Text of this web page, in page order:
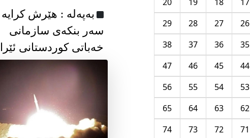
26
27
28
29
35
36
37
38
44
45
46
47
53
54
55
56
62
63
64
65
71
72
73
74
به‌په‌له‌ : هێرش کرایە
سەر بنکەی سازمانی
خەباتی کوردستانی